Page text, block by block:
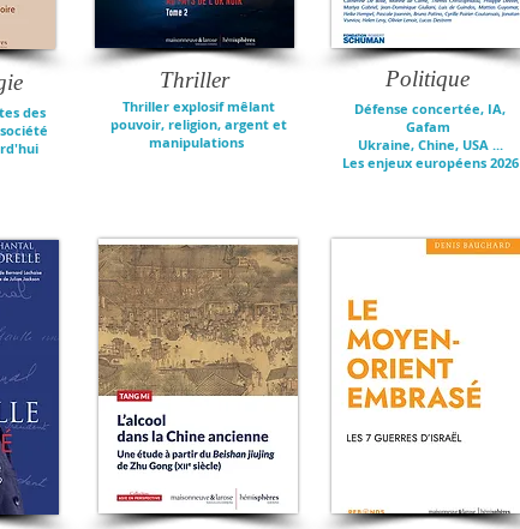
des
Politique
Défense concertée, IA,
Gafam
Ukraine, Chine, USA ...
Les enjeux européens 2026
Thriller
Thriller explosif mêlant
pouvoir, religion, argent et
manipulations